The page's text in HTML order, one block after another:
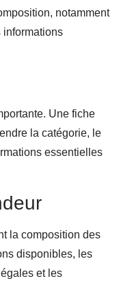
notamment
informations
Une fiche
la catégorie, le
essentielles
la composition des
disponibles, les
et les